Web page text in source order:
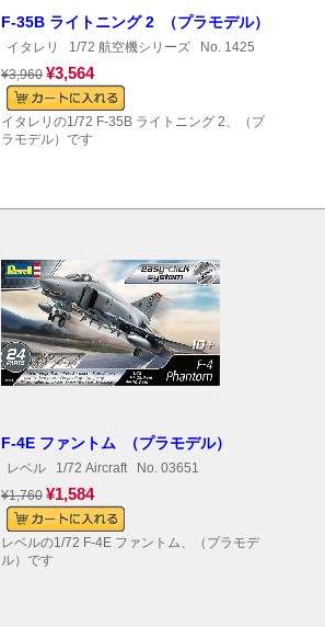
F-35B ライトニング 2 （プラモデル）
イタレリ 1/72 航空機シリーズ No. 1425
¥3,960 ¥3,564
イタレリの1/72 F-35B ライトニング 2、（プ
ラモデル）です
F-4E ファントム （プラモデル）
レベル 1/72 AircraftNo. 03651
¥1,760 ¥1,584
レベルの1/72 F-4E ファントム、（プラモデ
ル）です